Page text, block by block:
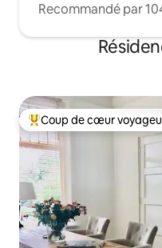
Recommandé par
Coups de cœur
Coup de cœur